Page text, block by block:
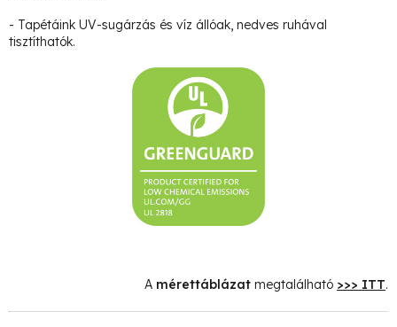
- Tapétáink UV-sugárzás és víz állóak, nedves ruhával
tisztíthatók.
A mérettáblázat megtalálható >>> ITT.